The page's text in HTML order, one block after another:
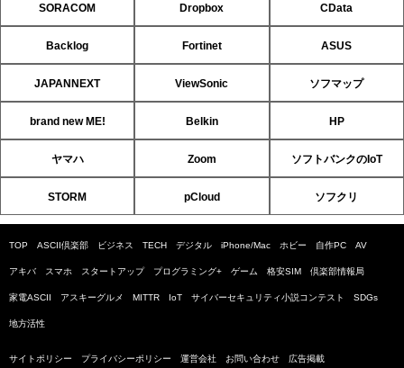
SORACOM Dropbox CData
Backlog Fortinet ASUS
JAPANNEXT ViewSonic ソフマップ
brand new ME! Belkin HP
ヤマハ Zoom ソフトバンクのIoT
STORM pCloud ソフクリ
TOP ASCII倶楽部 ビジネス TECH デジタル iPhone/Mac ホビー 自作PC AV
アキバ スマホ スタートアップ プログラミング+ ゲーム 格安SIM 倶楽部情報局
家電ASCII アスキーグルメ MITTR IoT サイバーセキュリティ小説コンテスト SDGs
地方活性
サイトポリシー プライバシーポリシー 運営会社 お問い合わせ 広告掲載